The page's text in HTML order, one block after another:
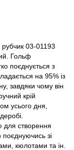
рубчик 03-01193
Гольф
поєднується з
на 95% із
завдяки чому він
крій
усього дня,
для створення
поєднуючись зі
кюлотами та ін.